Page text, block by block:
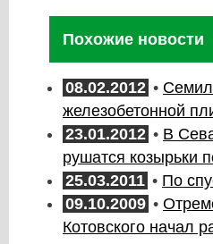
Похожие новости
08.02.2012 •
железобетонной
23.01.2012 • В
рушатся козырьки
25.03.2011 • По
09.10.2009 •
Котовского начал